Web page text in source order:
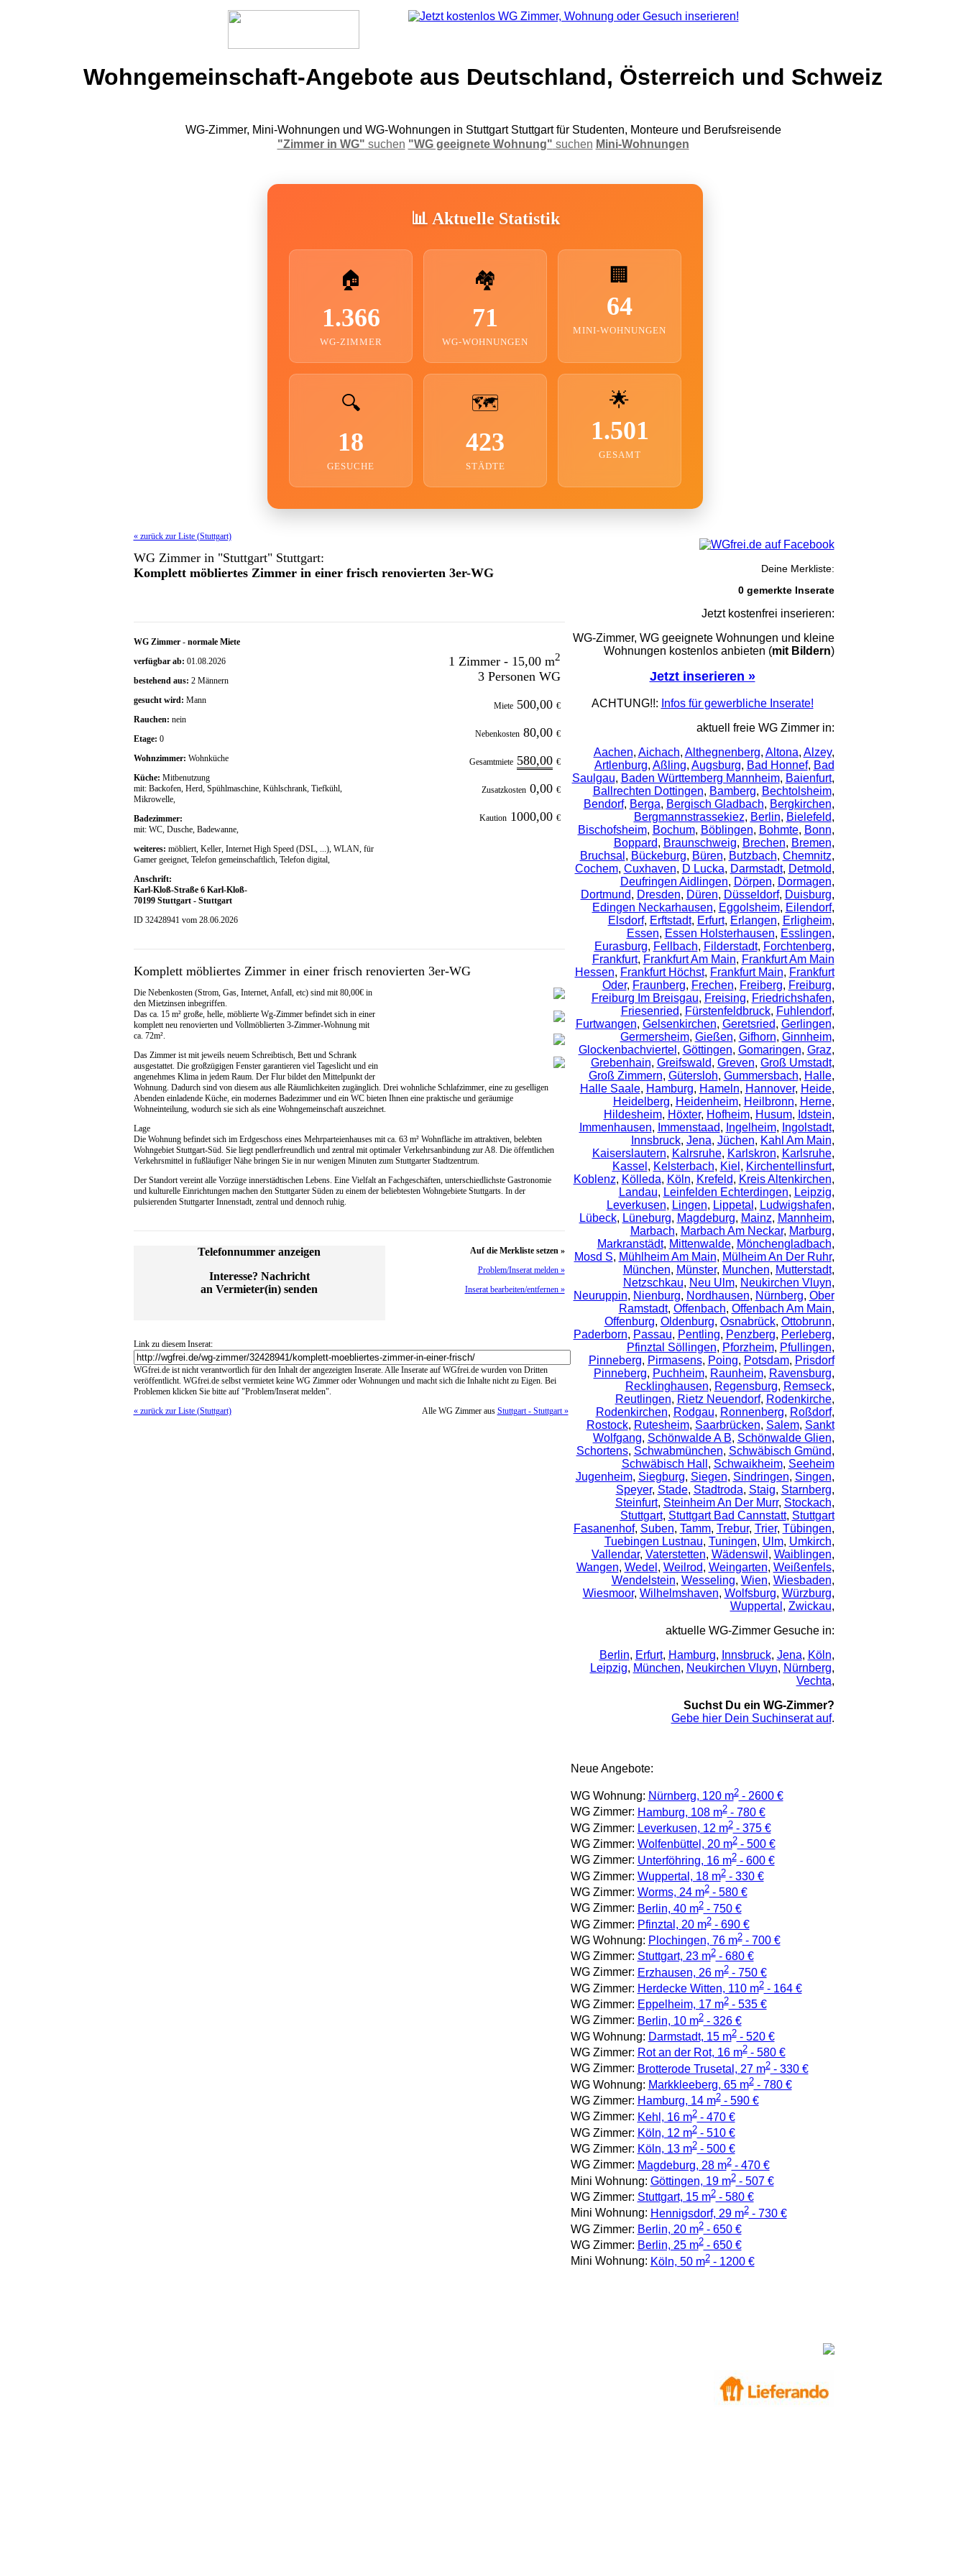
Wohngemeinschaft-Angebote aus Deutschland, Österreich und Schweiz
WG-Zimmer, Mini-Wohnungen und WG-Wohnungen in Stuttgart Stuttgart für Studenten, Monteure und Berufsreisende
"Zimmer in WG" suchen "WG geeignete Wohnung" suchen Mini-Wohnungen
📊 Aktuelle Statistik
🏠
1.366
WG-ZIMMER
🏘️
71
WG-WOHNUNGEN
🏢
64
MINI-WOHNUNGEN
🔍
18
GESUCHE
🗺️
423
STÄDTE
🌟
1.501
GESAMT
« zurück zur Liste (Stuttgart)
WG Zimmer in "Stuttgart" Stuttgart:
Komplett möbliertes Zimmer in einer frisch renovierten 3er-WG
WG Zimmer- normale Miete
verfügbar ab: 01.08.2026
bestehend aus: 2 Männern
gesucht wird: Mann
Rauchen: nein
Etage: 0
Wohnzimmer: Wohnküche
Küche: Mitbenutzung
mit: Backofen, Herd, Spühlmaschine, Kühlschrank, Tiefkühl,
Mikrowelle,
Badezimmer:
mit: WC, Dusche, Badewanne,
weiteres: möbliert, Keller, Internet High Speed (DSL, ...), WLAN, für
Gamer geeignet, Telefon gemeinschaftlich, Telefon digital,
Anschrift:
Karl-Kloß-Straße 6 Karl-Kloß-
70199 Stuttgart - Stuttgart
ID 32428941 vom 28.06.2026
1 Zimmer - 15,00 m2
3 Personen WG
Miete500,00 €
Nebenkosten80,00 €
Gesamtmiete 580,00 €
Zusatzkosten0,00 €
Kaution1000,00 €
Komplett möbliertes Zimmer in einer frisch renovierten 3er-WG
Die Nebenkosten (Strom, Gas, Internet, Anfall, etc) sind mit 80,00€ in
den Mietzinsen inbegriffen.
Das ca. 15 m² große, helle, möblierte Wg-Zimmer befindet sich in einer
komplett neu renovierten und Vollmöblierten 3-Zimmer-Wohnung mit
ca. 72m².
Das Zimmer ist mit jeweils neuem Schreibtisch, Bett und Schrank
ausgestattet. Die großzügigen Fenster garantieren viel Tageslicht und ein
angenehmes Klima in jedem Raum. Der Flur bildet den Mittelpunkt der
Wohnung. Dadurch sind von diesem aus alle Räumlichkeiten zugänglich. Drei wohnliche Schlafzimmer, eine zu geselligen
Abenden einladende Küche, ein modernes Badezimmer und ein WC bieten Ihnen eine praktische und geräumige
Wohneinteilung, wodurch sie sich als eine Wohngemeinschaft auszeichnet.
Lage
Die Wohnung befindet sich im Erdgeschoss eines Mehrparteienhauses mit ca. 63 m² Wohnfläche im attraktiven, belebten
Wohngebiet Stuttgart-Süd. Sie liegt pendlerfreundlich und zentral mit optimaler Verkehrsanbindung zur A8. Die öffentlichen
Verkehrsmittel in fußläufiger Nähe bringen Sie in nur wenigen Minuten zum Stuttgarter Stadtzentrum.
Der Standort vereint alle Vorzüge innerstädtischen Lebens. Eine Vielfalt an Fachgeschäften, unterschiedlichste Gastronomie
und kulturelle Einrichtungen machen den Stuttgarter Süden zu einem der beliebtesten Wohngebiete Stuttgarts. In der
pulsierenden Stuttgarter Innenstadt, zentral und dennoch ruhig.
Telefonnummer anzeigen
Interesse? Nachricht
an Vermieter(in) senden
Auf die Merkliste setzen »
Problem/Inserat melden »
Inserat bearbeiten/entfernen »
Link zu diesem Inserat:
WGfrei.de ist nicht verantwortlich für den Inhalt der angezeigten Inserate. Alle Inserate auf WGfrei.de wurden von Dritten
veröffentlicht. WGfrei.de selbst vermietet keine WG Zimmer oder Wohnungen und macht sich die Inhalte nicht zu Eigen. Bei
Problemen klicken Sie bitte auf "Problem/Inserat melden".
« zurück zur Liste (Stuttgart)
Alle WG Zimmer aus Stuttgart - Stuttgart »
Deine Merkliste:
0 gemerkte Inserate
Jetzt kostenfrei inserieren:
WG-Zimmer, WG geeignete Wohnungen und kleine
Wohnungen kostenlos anbieten (mit Bildern)
Jetzt inserieren »
ACHTUNG!!: Infos für gewerbliche Inserate!
aktuell freie WG Zimmer in:
Aachen, Aichach, Althegnenberg, Altona, Alzey,
Artlenburg, Aßling, Augsburg, Bad Honnef, Bad
Saulgau, Baden Württemberg Mannheim, Baienfurt,
Ballrechten Dottingen, Bamberg, Bechtolsheim,
Bendorf, Berga, Bergisch Gladbach, Bergkirchen,
Bergmannstrassekiez, Berlin, Bielefeld,
Bischofsheim, Bochum, Böblingen, Bohmte, Bonn,
Boppard, Braunschweig, Brechen, Bremen,
Bruchsal , Bückeburg, Büren, Butzbach, Chemnitz,
Cochem, Cuxhaven, D Lucka, Darmstadt, Detmold,
Deufringen Aidlingen, Dörpen, Dormagen,
Dortmund, Dresden, Düren, Düsseldorf, Duisburg,
Edingen Neckarhausen, Eggolsheim, Eilendorf,
Elsdorf, Erftstadt, Erfurt, Erlangen, Erligheim,
Essen, Essen Holsterhausen, Esslingen,
Eurasburg, Fellbach, Filderstadt, Forchtenberg,
Frankfurt, Frankfurt Am Main, Frankfurt Am Main
Hessen, Frankfurt Höchst, Frankfurt Main, Frankfurt
Oder, Fraunberg, Frechen, Freiberg, Freiburg,
Freiburg Im Breisgau, Freising, Friedrichshafen,
Friesenried, Fürstenfeldbruck, Fuhlendorf,
Furtwangen, Gelsenkirchen, Geretsried, Gerlingen,
Germersheim, Gießen, Gifhorn, Ginnheim,
Glockenbachviertel , Göttingen, Gomaringen, Graz,
Grebenhain, Greifswald, Greven, Groß Umstadt,
Groß Zimmern, Gütersloh, Gummersbach, Halle,
Halle Saale, Hamburg, Hameln, Hannover, Heide,
Heidelberg, Heidenheim, Heilbronn, Herne,
Hildesheim, Höxter, Hofheim, Husum, Idstein,
Immenhausen, Immenstaad, Ingelheim, Ingolstadt,
Innsbruck, Jena, Jüchen, Kahl Am Main,
Kaiserslautern, Kalrsruhe, Karlskron, Karlsruhe,
Kassel , Kelsterbach, Kiel , Kirchentellinsfurt,
Koblenz, Kölleda, Köln, Krefeld, Kreis Altenkirchen,
Landau, Leinfelden Echterdingen, Leipzig,
Leverkusen, Lingen, Lippetal , Ludwigshafen,
Lübeck, Lüneburg, Magdeburg, Mainz, Mannheim,
Marbach, Marbach Am Neckar, Marburg,
Markranstädt, Mittenwalde, Mönchengladbach,
Mosd S, Mühlheim Am Main, Mülheim An Der Ruhr,
München, Münster, Munchen, Mutterstadt,
Netzschkau, Neu Ulm, Neukirchen Vluyn,
Neuruppin, Nienburg, Nordhausen, Nürnberg, Ober
Ramstadt, Offenbach, Offenbach Am Main,
Offenburg, Oldenburg, Osnabrück, Ottobrunn,
Paderborn, Passau, Pentling, Penzberg, Perleberg,
Pfinztal Söllingen, Pforzheim, Pfullingen,
Pinneberg, Pirmasens, Poing, Potsdam, Prisdorf
Pinneberg, Puchheim, Raunheim, Ravensburg,
Recklinghausen, Regensburg, Remseck,
Reutlingen, Rietz Neuendorf, Rodenkirche,
Rodenkirchen, Rodgau, Ronnenberg, Roßdorf,
Rostock, Rutesheim, Saarbrücken, Salem, Sankt
Wolfgang, Schönwalde A B, Schönwalde Glien,
Schortens, Schwabmünchen, Schwäbisch Gmünd,
Schwäbisch Hall , Schwaikheim, Seeheim
Jugenheim, Siegburg, Siegen, Sindringen, Singen,
Speyer, Stade, Stadtroda, Staig, Starnberg,
Steinfurt, Steinheim An Der Murr, Stockach,
Stuttgart, Stuttgart Bad Cannstatt, Stuttgart
Fasanenhof, Suben, Tamm, Trebur, Trier, Tübingen,
Tuebingen Lustnau, Tuningen, Ulm, Umkirch,
Vallendar, Vaterstetten, Wädenswil , Waiblingen,
Wangen, Wedel , Weilrod, Weingarten, Weißenfels,
Wendelstein, Wesseling, Wien, Wiesbaden,
Wiesmoor, Wilhelmshaven, Wolfsburg, Würzburg,
Wuppertal , Zwickau,
aktuelle WG-Zimmer Gesuche in:
Berlin, Erfurt, Hamburg, Innsbruck, Jena, Köln,
Leipzig, München, Neukirchen Vluyn, Nürnberg,
Vechta,
Suchst Du ein WG-Zimmer?
Gebe hier Dein Suchinserat auf.
Neue Angebote:
WG Wohnung: Nürnberg, 120 m2- 2600 €
WG Zimmer: Hamburg, 108 m2- 780 €
WG Zimmer: Leverkusen, 12 m2- 375 €
WG Zimmer: Wolfenbüttel, 20 m2- 500 €
WG Zimmer: Unterföhring, 16 m2- 600 €
WG Zimmer: Wuppertal, 18 m2- 330 €
WG Zimmer: Worms, 24 m2- 580 €
WG Zimmer: Berlin, 40 m2- 750 €
WG Zimmer: Pfinztal, 20 m2- 690 €
WG Wohnung: Plochingen, 76 m2- 700 €
WG Zimmer: Stuttgart, 23 m2- 680 €
WG Zimmer: Erzhausen, 26 m2- 750 €
WG Zimmer: Herdecke Witten, 110 m2- 164 €
WG Zimmer: Eppelheim, 17 m2- 535 €
WG Zimmer: Berlin, 10 m2- 326 €
WG Wohnung: Darmstadt, 15 m2- 520 €
WG Zimmer: Rot an der Rot, 16 m2- 580 €
WG Zimmer: Brotterode Trusetal, 27 m2- 330 €
WG Wohnung: Markkleeberg, 65 m2- 780 €
WG Zimmer: Hamburg, 14 m2- 590 €
WG Zimmer: Kehl, 16 m2- 470 €
WG Zimmer: Köln, 12 m2- 510 €
WG Zimmer: Köln, 13 m2- 500 €
WG Zimmer: Magdeburg, 28 m2- 470 €
Mini Wohnung: Göttingen, 19 m2- 507 €
WG Zimmer: Stuttgart, 15 m2- 580 €
Mini Wohnung: Hennigsdorf, 29 m2- 730 €
WG Zimmer: Berlin, 20 m2- 650 €
WG Zimmer: Berlin, 25 m2- 650 €
Mini Wohnung: Köln, 50 m2- 1200 €